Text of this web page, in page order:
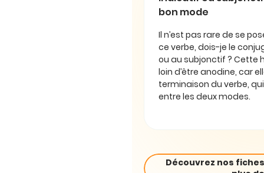
bon mode
Il n’est pas rare de se
ce verbe, dois-je le
ou au subjonctif ? Cette
loin d’être anodine, car
terminaison du verbe,
entre les deux modes.
Découvrez nos